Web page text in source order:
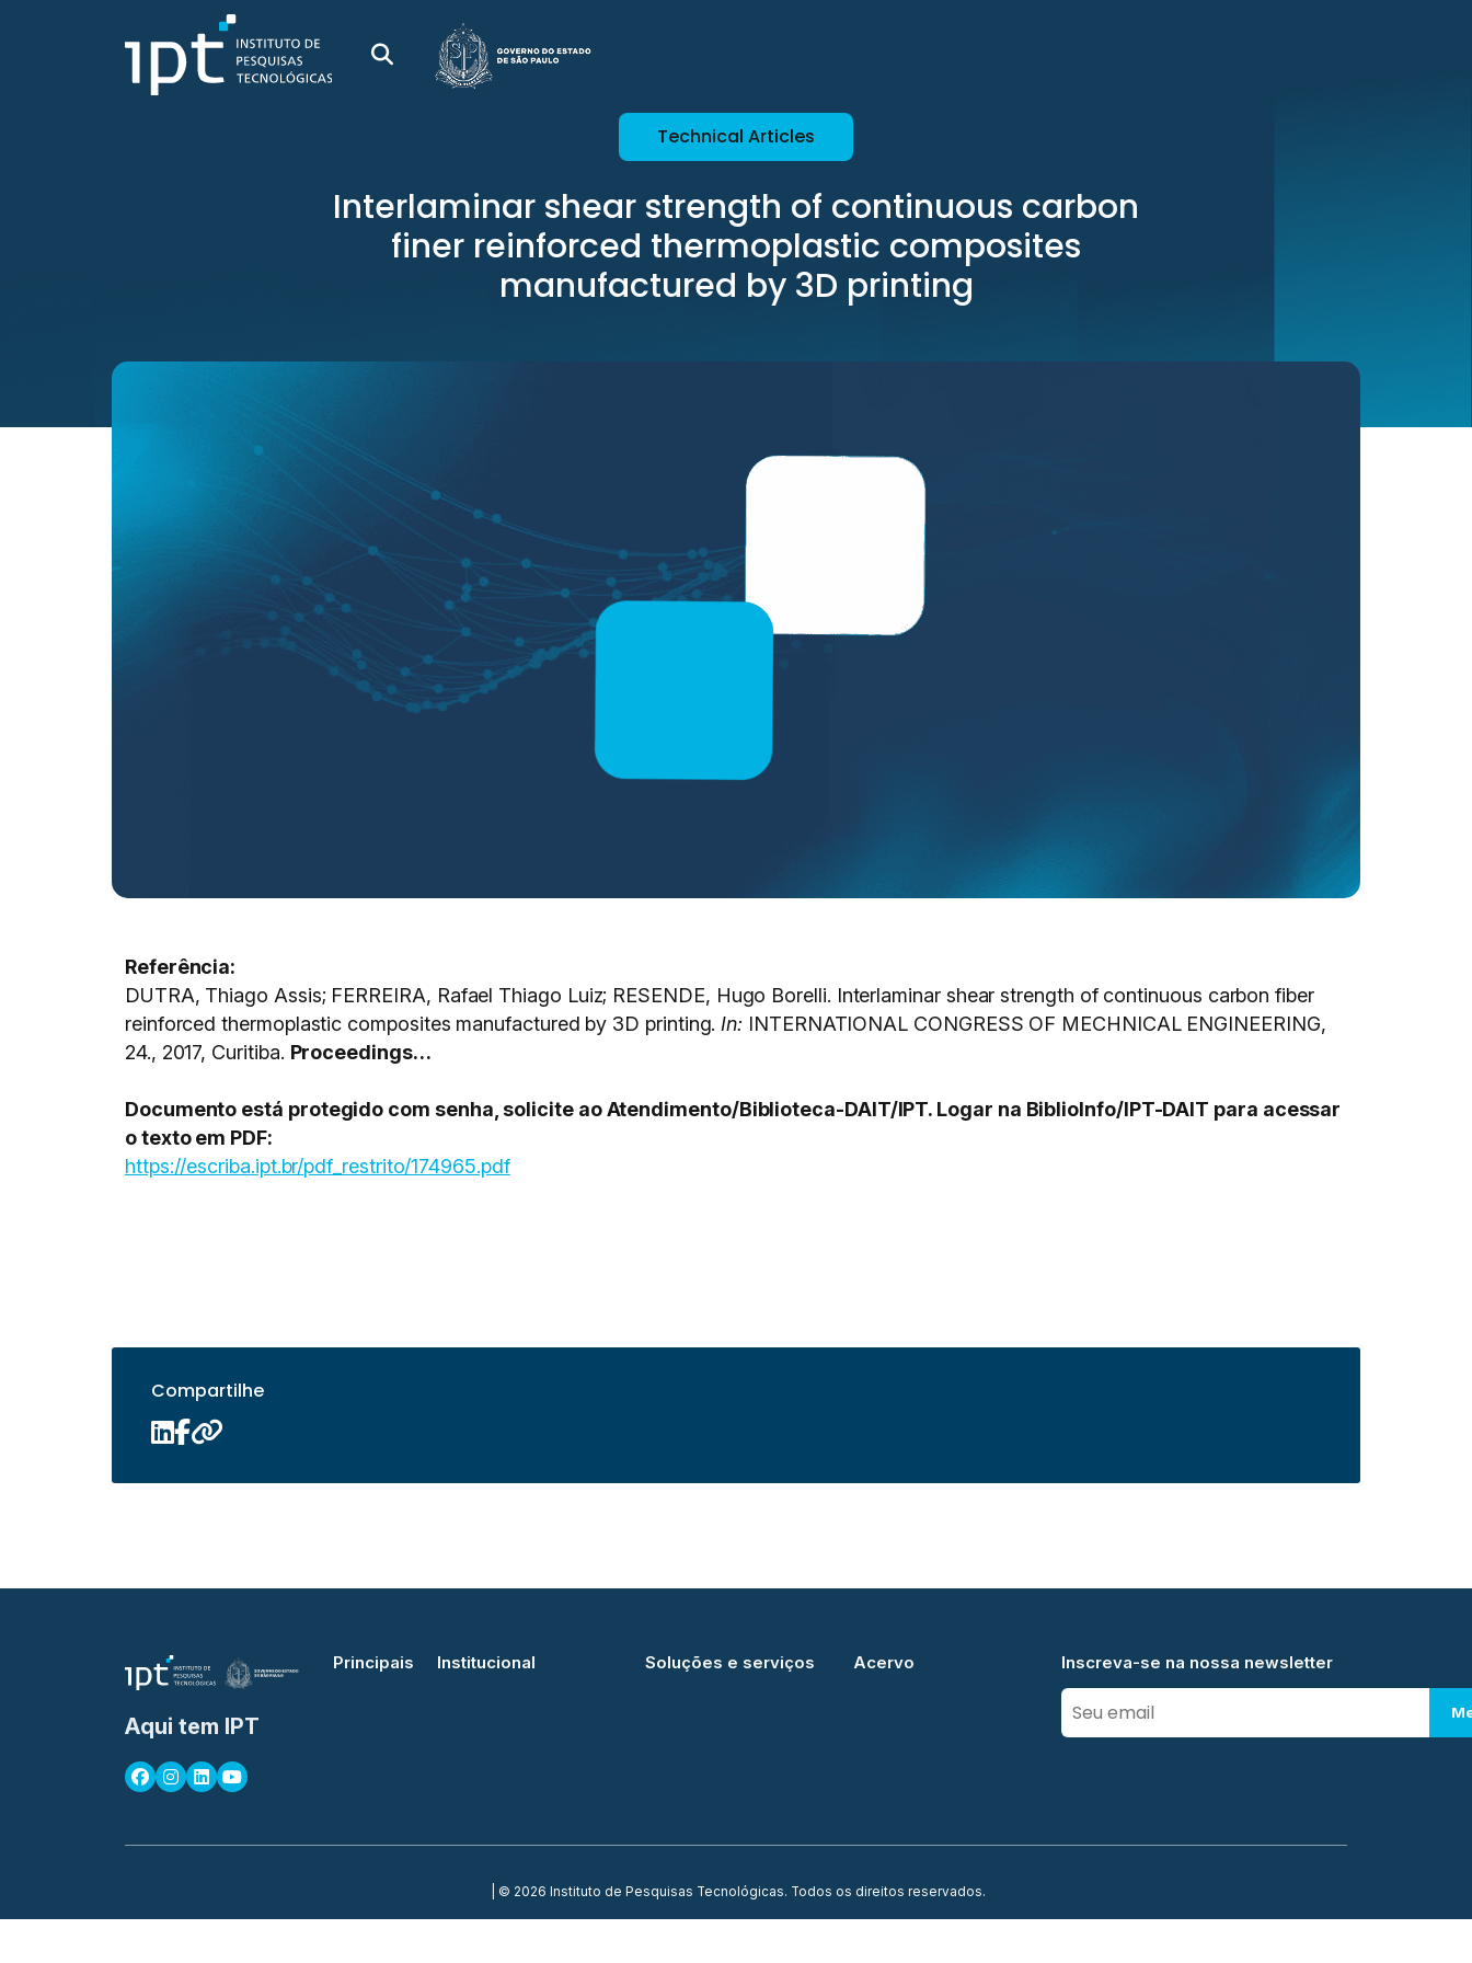
Technical Articles
Interlaminar shear strength of continuous carbon
finer reinforced thermoplastic composites
manufactured by 3D printing
Referência:
DUTRA, Thiago Assis; FERREIRA, Rafael Thiago Luiz; RESENDE, Hugo Borelli. Interlaminar shear strength of continuous carbon fiber
reinforced thermoplastic composites manufactured by 3D printing. In: INTERNATIONAL CONGRESS OF MECHNICAL ENGINEERING,
24., 2017, Curitiba. Proceedings…
Documento está protegido com senha, solicite ao Atendimento/Biblioteca-DAIT/IPT. Logar na BiblioInfo/IPT-DAIT para acessar
o texto em PDF:
https://escriba.ipt.br/pdf_restrito/174965.pdf
Compartilhe
Aqui tem IPT
Principais Institucional Soluções e serviços Acervo Inscreva-se na nossa newsletter
| © 2026 Instituto de Pesquisas Tecnológicas. Todos os direitos reservados.